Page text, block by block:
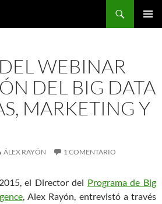
WEBINAR
DEL BIG DATA
MARKETING Y
ÁLEX RAYÓN 1 COMENTARIO
el Director del Programa de Big
, Alex Rayón, entrevistó a través